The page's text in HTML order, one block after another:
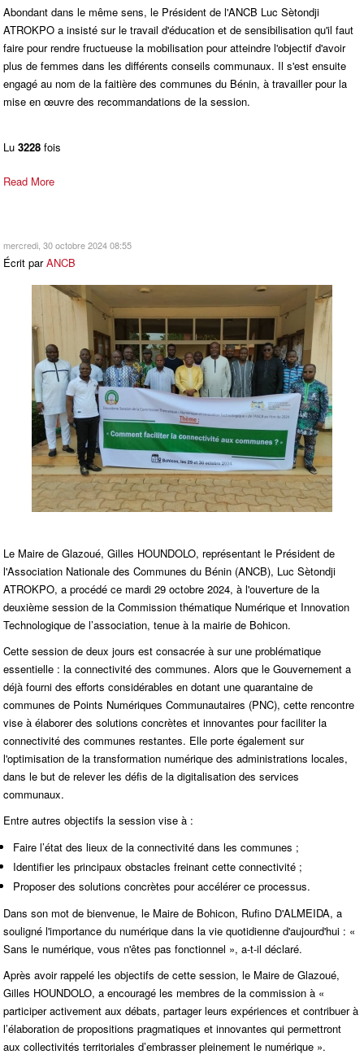
Abondant dans le même sens, le Président de l'ANCB Luc Sètondji
ATROKPO a insisté sur le travail d'éducation et de sensibilisation qu'il faut
faire pour rendre fructueuse la mobilisation pour atteindre l'objectif d'avoir
plus de femmes dans les différents conseils communaux. Il s'est ensuite
engagé au nom de la faitière des communes du Bénin, à travailler pour la
mise en œuvre des recommandations de la session.
Lu 3228 fois
Read More
mercredi, 30 octobre 2024 08:55
Écrit parANCB
Le Maire de Glazoué, Gilles HOUNDOLO, représentant le Président de
l'Association Nationale des Communes du Bénin (ANCB), Luc Sètondji
ATROKPO, a procédé ce mardi 29 octobre 2024, à l'ouverture de la
deuxième session de la Commission thématique Numérique et Innovation
Technologique de l’association, tenue à la mairie de Bohicon.
Cette session de deux jours est consacrée à sur une problématique
essentielle : la connectivité des communes. Alors que le Gouvernement a
déjà fourni des efforts considérables en dotant une quarantaine de
communes de Points Numériques Communautaires (PNC), cette rencontre
vise à élaborer des solutions concrètes et innovantes pour faciliter la
connectivité des communes restantes. Elle porte également sur
l'optimisation de la transformation numérique des administrations locales,
dans le but de relever les défis de la digitalisation des services
communaux.
Entre autres objectifs la session vise à :
Faire l’état des lieux de la connectivité dans les communes ;
Identifier les principaux obstacles freinant cette connectivité ;
Proposer des solutions concrètes pour accélérer ce processus.
Dans son mot de bienvenue, le Maire de Bohicon, Rufino D'ALMEIDA, a
souligné l'importance du numérique dans la vie quotidienne d'aujourd'hui : «
Sans le numérique, vous n'êtes pas fonctionnel », a-t-il déclaré.
Après avoir rappelé les objectifs de cette session, le Maire de Glazoué,
Gilles HOUNDOLO, a encouragé les membres de la commission à «
participer activement aux débats, partager leurs expériences et contribuer à
l’élaboration de propositions pragmatiques et innovantes qui permettront
aux collectivités territoriales d’embrasser pleinement le numérique ».